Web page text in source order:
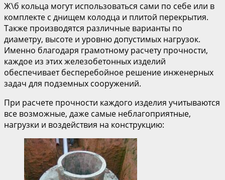
Ж\б кольца могут использоваться сами по себе или в
комплекте с днищем колодца и плитой перекрытия.
Также производятся различные варианты по
диаметру, высоте и уровню допустимых нагрузок.
Именно благодаря грамотному расчету прочности,
каждое из этих железобетонных изделий
обеспечивает бесперебойное решение инженерных
задач для подземных сооружений.
При расчете прочности каждого изделия учитываются
все возможные, даже самые неблагоприятные,
нагрузки и воздействия на конструкцию: